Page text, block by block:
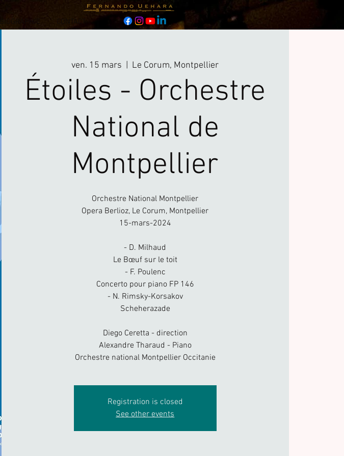
BIOGRAPHIE CONTACT
ven. 15 mars Le Corum, Montpellier
Étoiles - Orchestre
National de
Montpellier
Orchestre National Montpellier
Opera Berlioz, Le Corum, Montpellier
15-mars-2024
- D. Milhaud
Le Bœuf sur le toit
- F. Poulenc
Concerto pour piano FP 146
- N. Rimsky-Korsakov
Scheherazade
Diego Ceretta - direction
Alexandre Tharaud - Piano
Orchestre national Montpellier Occitanie
Registration is closed
See other events